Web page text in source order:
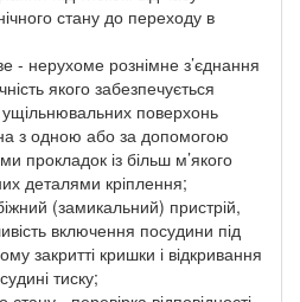
стану до переходу в
- нерухоме рознімне з’єднання
якого забезпечується
поверхонь
з одною або за допомогою
прокладок із більш м’якого
деталями кріплення;
(замикальний) пристрій,
включення посудини під
закритті кришки і відкривання
тиску;